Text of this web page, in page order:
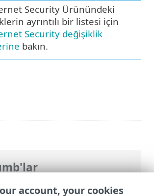
Yardım>ESET Internet
Security Ürünündeki
ayrıntılı bir listesi için
Security değişiklik
bakın.
account, your cookies